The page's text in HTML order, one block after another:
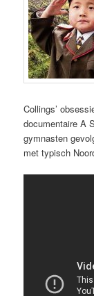
Collings’
documentaire A
gymnasten
met typisch